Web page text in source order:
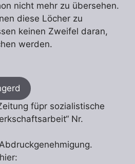
nicht mehr zu übersehen.
diese Löcher zu
keinen Zweifel daran,
werden.
füpr sozialistische
Nr.